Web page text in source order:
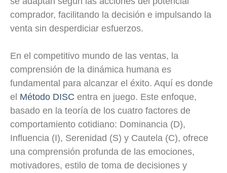
comprador, facilitando la decisión e impulsando la
venta sin desperdiciar esfuerzos.
En el competitivo mundo de las ventas, la
comprensión de la dinámica humana es
fundamental para alcanzar el éxito. Aquí es donde
el Método DISC entra en juego. Este enfoque,
basado en la teoría de los cuatro factores de
comportamiento cotidiano: Dominancia (D),
Influencia (I), Serenidad (S) y Cautela (C), ofrece
una comprensión profunda de las emociones,
motivadores, estilo de toma de decisiones y